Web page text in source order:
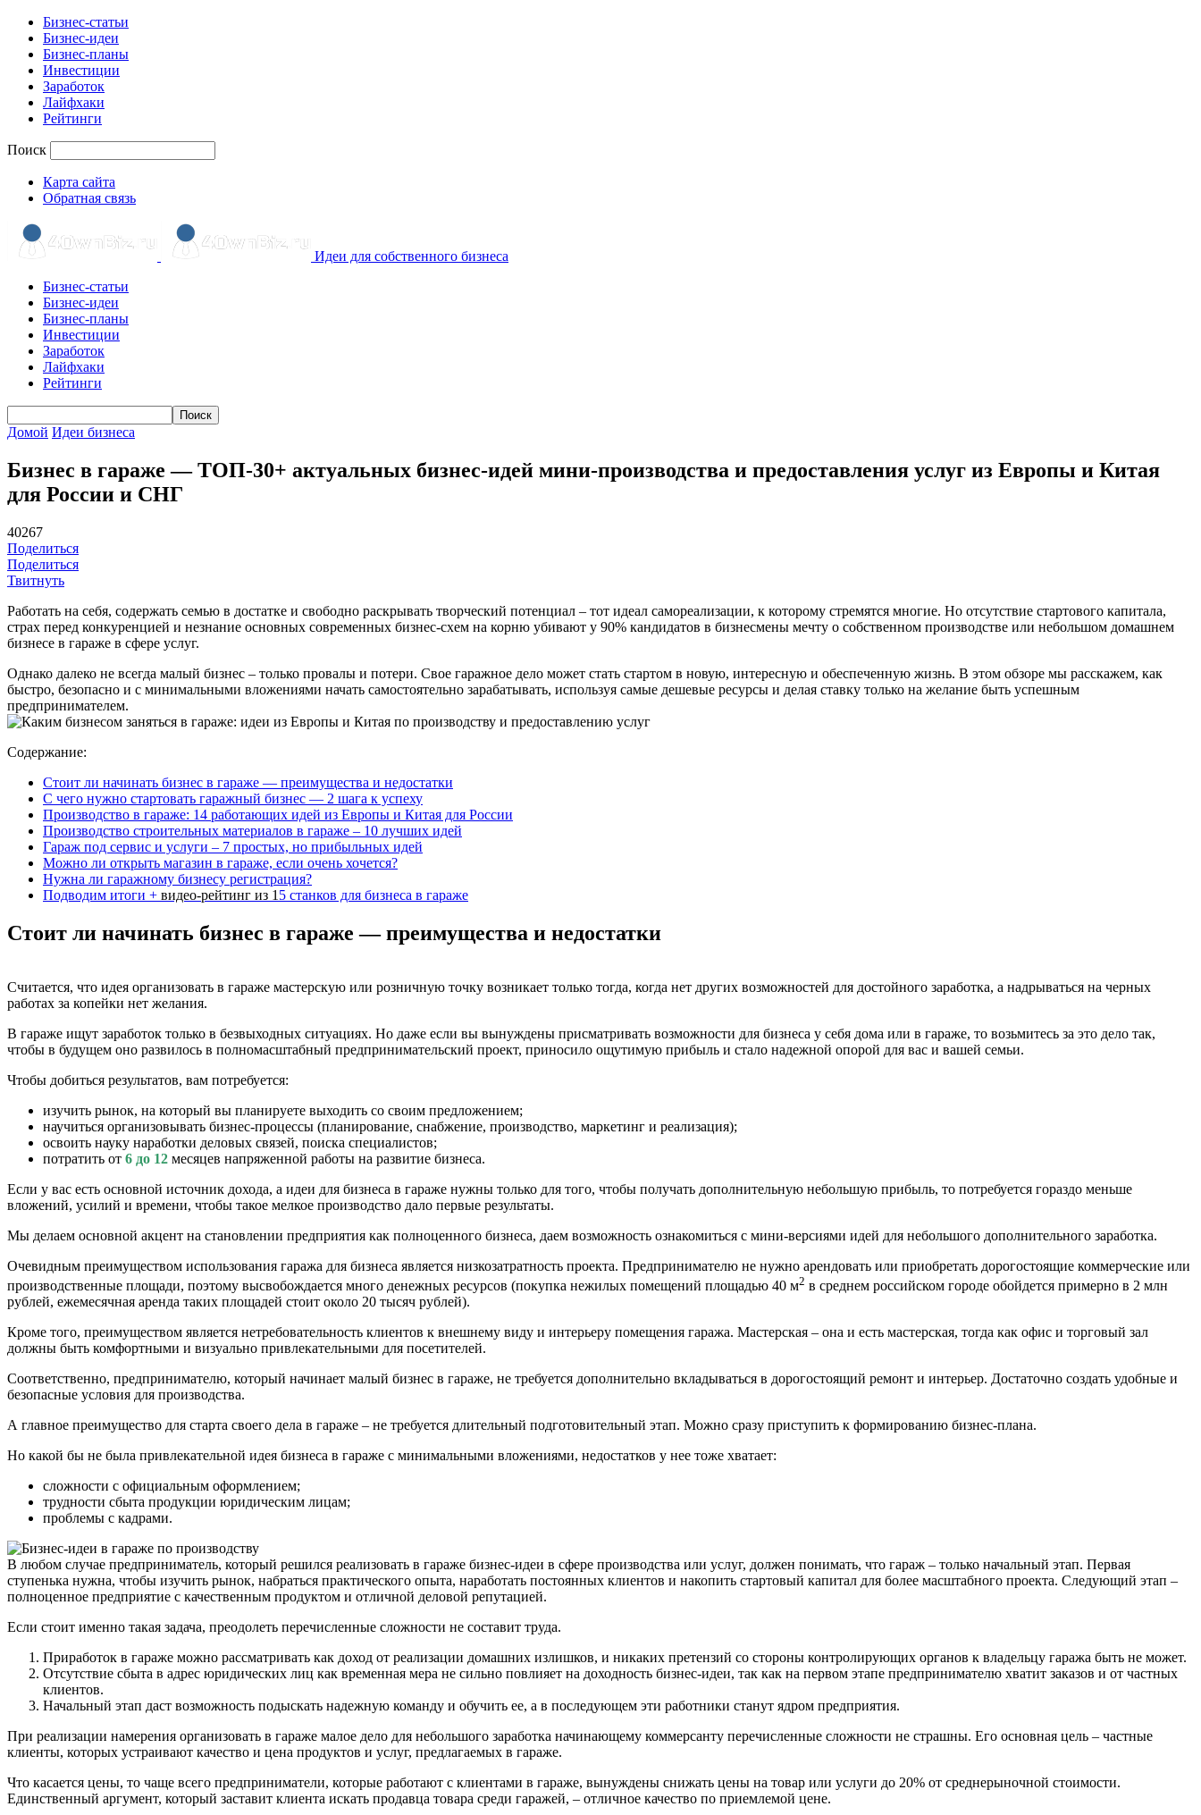
Бизнес-статьи
Бизнес-идеи
Бизнес-планы
Инвестиции
Заработок
Лайфхаки
Рейтинги
Поиск
Карта сайта
Обратная связь
Идеи для собственного бизнеса
Бизнес-статьи
Бизнес-идеи
Бизнес-планы
Инвестиции
Заработок
Лайфхаки
Рейтинги
Домой Идеи бизнеса
Бизнес в гараже — ТОП-30+ актуальных бизнес-идей мини-производства и предоставления услуг из Европы и Китая
для России и СНГ
40267
Поделиться
Поделиться
Твитнуть
Работать на себя, содержать семью в достатке и свободно раскрывать творческий потенциал – тот идеал самореализации, к которому стремятся многие. Но отсутствие стартового капитала,
страх перед конкуренцией и незнание основных современных бизнес-схем на корню убивают у 90% кандидатов в бизнесмены мечту о собственном производстве или небольшом домашнем
бизнесе в гараже в сфере услуг.
Однако далеко не всегда малый бизнес – только провалы и потери. Свое гаражное дело может стать стартом в новую, интересную и обеспеченную жизнь. В этом обзоре мы расскажем, как
быстро, безопасно и с минимальными вложениями начать самостоятельно зарабатывать, используя самые дешевые ресурсы и делая ставку только на желание быть успешным
предпринимателем.
Содержание:
Стоит ли начинать бизнес в гараже — преимущества и недостатки
С чего нужно стартовать гаражный бизнес — 2 шага к успеху
Производство в гараже: 14 работающих идей из Европы и Китая для России
Производство строительных материалов в гараже – 10 лучших идей
Гараж под сервис и услуги – 7 простых, но прибыльных идей
Можно ли открыть магазин в гараже, если очень хочется?
Нужна ли гаражному бизнесу регистрация?
Подводим итоги + видео-рейтинг из 1 5 станков для бизнеса в гараже
Стоит ли начинать бизнес в гараже — преимущества и недостатки
Считается, что идея организовать в гараже мастерскую или розничную точку возникает только тогда, когда нет других возможностей для достойного заработка, а надрываться на черных
работах за копейки нет желания.
В гараже ищут заработок только в безвыходных ситуациях. Но даже если вы вынуждены присматривать возможности для бизнеса у себя дома или в гараже, то возьмитесь за это дело так,
чтобы в будущем оно развилось в полномасштабный предпринимательский проект, приносило ощутимую прибыль и стало надежной опорой для вас и вашей семьи.
Чтобы добиться результатов, вам потребуется:
изучить рынок, на который вы планируете выходить со своим предложением;
научиться организовывать бизнес-процессы (планирование, снабжение, производство, маркетинг и реализация);
освоить науку наработки деловых связей, поиска специалистов;
потратить от 6 до 12 месяцев напряженной работы на развитие бизнеса.
Если у вас есть основной источник дохода, а идеи для бизнеса в гараже нужны только для того, чтобы получать дополнительную небольшую прибыль, то потребуется гораздо меньше
вложений, усилий и времени, чтобы такое мелкое производство дало первые результаты.
Мы делаем основной акцент на становлении предприятия как полноценного бизнеса, даем возможность ознакомиться с мини-версиями идей для небольшого дополнительного заработка.
Очевидным преимуществом использования гаража для бизнеса является низкозатратность проекта. Предпринимателю не нужно арендовать или приобретать дорогостоящие коммерческие или
производственные площади, поэтому высвобождается много денежных ресурсов (покупка нежилых помещений площадью 40 м2 в среднем российском городе обойдется примерно в 2 млн
рублей, ежемесячная аренда таких площадей стоит около 20 тысяч рублей).
Кроме того, преимуществом является нетребовательность клиентов к внешнему виду и интерьеру помещения гаража. Мастерская – она и есть мастерская, тогда как офис и торговый зал
должны быть комфортными и визуально привлекательными для посетителей.
Соответственно, предпринимателю, который начинает малый бизнес в гараже, не требуется дополнительно вкладываться в дорогостоящий ремонт и интерьер. Достаточно создать удобные и
безопасные условия для производства.
А главное преимущество для старта своего дела в гараже – не требуется длительный подготовительный этап. Можно сразу приступить к формированию бизнес-плана.
Но какой бы не была привлекательной идея бизнеса в гараже с минимальными вложениями, недостатков у нее тоже хватает:
сложности с официальным оформлением;
трудности сбыта продукции юридическим лицам;
проблемы с кадрами.
В любом случае предприниматель, который решился реализовать в гараже бизнес-идеи в сфере производства или услуг, должен понимать, что гараж – только начальный этап. Первая
ступенька нужна, чтобы изучить рынок, набраться практического опыта, наработать постоянных клиентов и накопить стартовый капитал для более масштабного проекта. Следующий этап –
полноценное предприятие с качественным продуктом и отличной деловой репутацией.
Если стоит именно такая задача, преодолеть перечисленные сложности не составит труда.
Приработок в гараже можно рассматривать как доход от реализации домашних излишков, и никаких претензий со стороны контролирующих органов к владельцу гаража быть не может.
Отсутствие сбыта в адрес юридических лиц как временная мера не сильно повлияет на доходность бизнес-идеи, так как на первом этапе предпринимателю хватит заказов и от частных
клиентов.
Начальный этап даст возможность подыскать надежную команду и обучить ее, а в последующем эти работники станут ядром предприятия.
При реализации намерения организовать в гараже малое дело для небольшого заработка начинающему коммерсанту перечисленные сложности не страшны. Его основная цель – частные
клиенты, которых устраивают качество и цена продуктов и услуг, предлагаемых в гараже.
Что касается цены, то чаще всего предприниматели, которые работают с клиентами в гараже, вынуждены снижать цены на товар или услуги до 20% от среднерыночной стоимости.
Единственный аргумент, который заставит клиента искать продавца товара среди гаражей, – отличное качество по приемлемой цене.